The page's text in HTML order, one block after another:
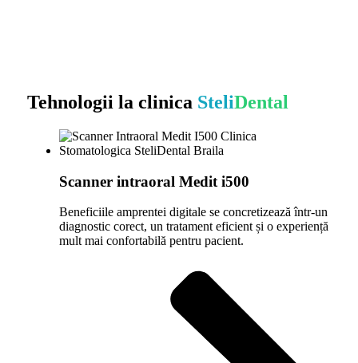
Tehnologii la clinica SteliDental
Scanner intraoral Medit i500
Beneficiile amprentei digitale se concretizează într-un
diagnostic corect, un tratament eficient și o experiență
mult mai confortabilă pentru pacient.